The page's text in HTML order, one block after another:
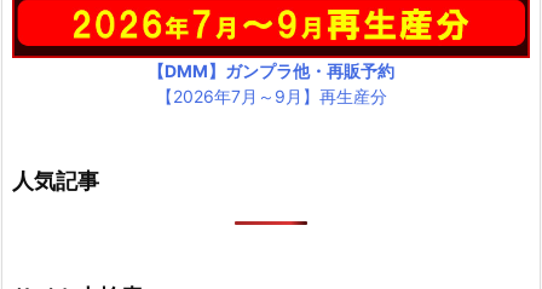
【DMM】ガンプラ他・再販予約
【2026年7月～9月】再生産分
人気記事